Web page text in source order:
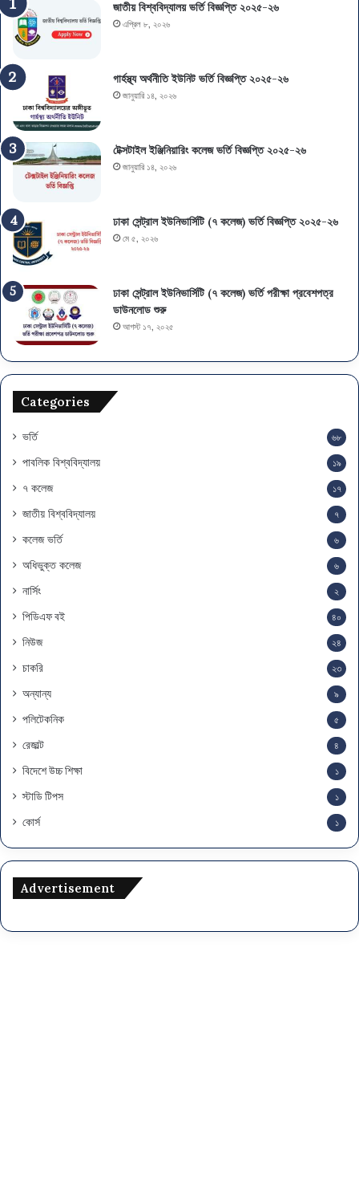
জাতীয় বিশ্ববিদ্যালয় ভর্তি বিজ্ঞপ্তি ২০২৫-২৬
এপ্রিল ৮, ২০২৬
গার্হস্থ্য অর্থনীতি ইউনিট ভর্তি বিজ্ঞপ্তি ২০২৫-২৬
জানুয়ারি ১৪, ২০২৬
টেক্সটাইল ইঞ্জিনিয়ারিং কলেজ ভর্তি বিজ্ঞপ্তি ২০২৫-২৬
জানুয়ারি ১৪, ২০২৬
ঢাকা সেন্ট্রাল ইউনিভার্সিটি (৭ কলেজ) ভর্তি বিজ্ঞপ্তি ২০২৫-২৬
মে ৫, ২০২৬
ঢাকা সেন্ট্রাল ইউনিভার্সিটি (৭ কলেজ) ভর্তি পরীক্ষা প্রবেশপত্র
ডাউনলোড শুরু
আগস্ট ১৭, ২০২৫
Categories
ভর্তি ৬৮
পাবলিক বিশ্ববিদ্যালয় ১৯
৭ কলেজ ১৭
জাতীয় বিশ্ববিদ্যালয় ৭
কলেজ ভর্তি ৬
অধিভুক্ত কলেজ ৬
নার্সিং ২
পিডিএফ বই ৪০
নিউজ ২৪
চাকরি ২৩
অন্যান্য ৯
পলিটেকনিক ৫
রেজাল্ট ৪
বিদেশে উচ্চ শিক্ষা ১
স্টাডি টিপস ১
কোর্স ১
Advertisement